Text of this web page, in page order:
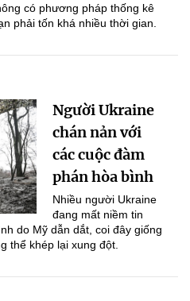
có phương pháp thống kê
phải tốn khá nhiều thời gian.
Người Ukraine
chán nản với
các cuộc đàm
phán hòa bình
Nhiều người Ukraine
đang mất niềm tin
do Mỹ dẫn dắt, coi đây giống
thể khép lại xung đột.